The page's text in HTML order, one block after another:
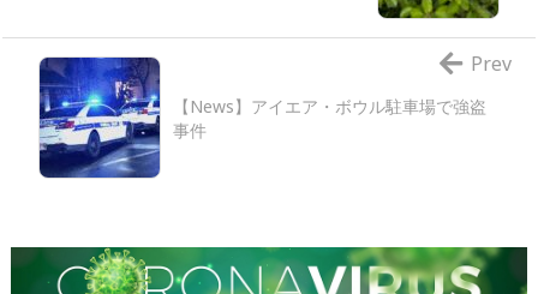
【News】アイエア・ボウル駐車場で強盗
事件
Prev